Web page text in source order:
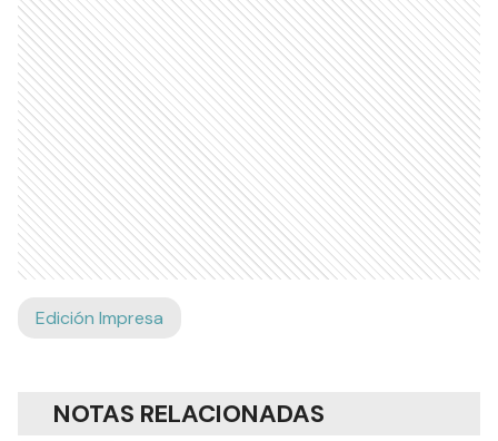
Edición Impresa
NOTAS RELACIONADAS